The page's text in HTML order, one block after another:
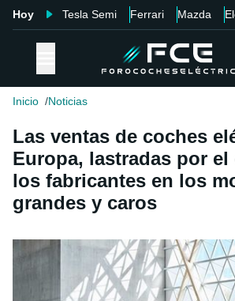
Hoy Tesla Semi Ferrari Mazda
Inicio Noticias
Las ventas de coches
Europa, lastradas por el
los fabricantes en los
grandes y caros